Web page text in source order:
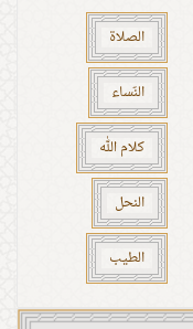
الصلاة
النّساء
كلام الله
النحل
الطيب